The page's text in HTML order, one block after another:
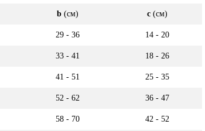
b (см) c (см)
29 - 36 14 - 20
33 - 41 18 - 26
41 - 51 25 - 35
52 - 62 36 - 47
58 - 70 42 - 52